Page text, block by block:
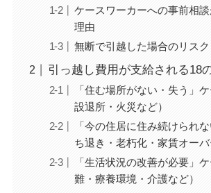
ケースワーカーへの事前相
理由
無断で引越した場合のリスク
引っ越し費用が支給される18
「住む場所がない・失う」
設退所・火災など）
「今の住居に住み続けられ
ち退き・老朽化・家賃オーバ
「生活状況の改善が必要」
難・療養環境・介護など）